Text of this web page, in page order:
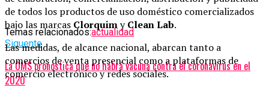
Temas relacionados:actualidad
Siguente
La OMS pronostica que no habrá vacuna contra el coronavirus en el
2020
de todos los productos de uso doméstico comercializados
bajo las marcas ClorquimyClean Lab.
Las medidas, de alcance nacional, abarcan tanto a
comercios de venta presencial como a plataformas de
comercio electrónico y redes sociales.